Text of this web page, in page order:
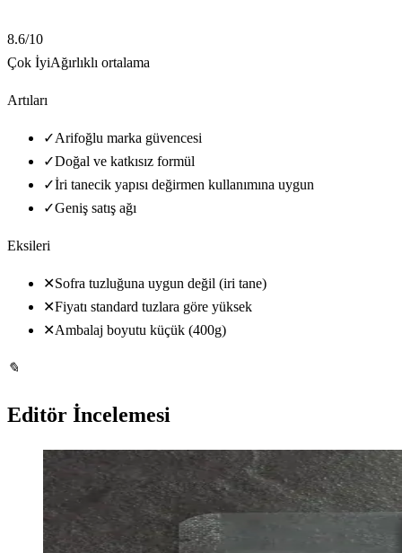
8.6/10
Çok İyiAğırlıklı ortalama
Artıları
✓Arifoğlu marka güvencesi
✓Doğal ve katkısız formül
✓İri tanecik yapısı değirmen kullanımına uygun
✓Geniş satış ağı
Eksileri
✕Sofra tuzluğuna uygun değil (iri tane)
✕Fiyatı standard tuzlara göre yüksek
✕Ambalaj boyutu küçük (400g)
✎
Editör İncelemesi